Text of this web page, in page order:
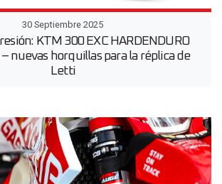
30 Septiembre 2025
KTM 300 EXC HARDENDURO
nuevas horquillas para la réplica de
Letti